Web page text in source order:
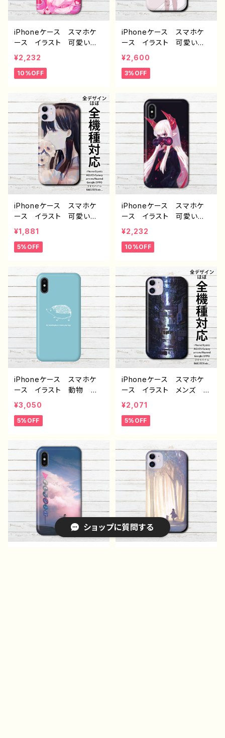
ン グッズ タイトル：つる
せ pattern27 作：つる
iPhoneケース スマホケ
ース イラスト 可愛い女
の子 おしゃれ服 エモ
い 病みかわいい メンヘ
ラ ヤンデレ iPhone15/1
eria Googlepixel Gal
axy Android アンドロ
イド ケース 個性的 お
すすめ 人気 イラストレ
ーター クリエイター 絵
師 オリジナル デザイ
ン グッズ タイトル：ピン
クツインテール 作：冬城ゆ
う G-6
¥2,232
10%OFF
iPhoneケース スマホケ
ース イラスト 可愛い女
の子 エモい おしゃれ
服 後ろ姿 病みかわい
い メンヘラ ヤンデレ i
ixel Galaxy Android
アンドロイド ケース おす
すめ 個性的 セミロング
ヘア プリッツスカート
生足 人気 イラストレー
ター 絵師 クリエイタ
ー オリジナル デザイ
ン グッズ タイトル：つる
せ pattern25 作：つる
¥2,600
3%OFF
iPhoneケース スマホケ
ース イラスト 可愛い女
の子 かわいい おしゃ
れ 花 エモい 綺麗 美
しい ノスタルジック iPh
Googlepixel Galaxy
Android アンドロイ
ド ケース 個性的 おす
すめ 黒髪 ロングヘア
人気 イラストレーター
ル：無垢と期待 作：栞音
F-5
¥1,881
5%OFF
iPhoneケース スマホケ
ース イラスト 可愛い女
の子 かっこいい女子 お
しゃれ服 病みかわいい
メンヘラ ヤンデレ iPhon
Xperia Googlepixel
Galaxy Android ア
ンドロイド ケース 個性
的 おすすめ JK 女子
高校生 セーラー服 銀
髪 白髪 角っ子 人外
人気 イラストレーター
クリエイター 絵師 オリ
ジナル デザイン グッ
ズ タイトル：ガスマスク
¥2,232
10%OFF
iPhoneケース スマホケ
ース イラスト 動物 ハ
リネズミ シンプル おしゃ
れ かわいい ゆるかわ
大人女子 レディース iP
glepixel Galaxy 人
気 オリジナル デザイ
ン グッズ 個性的 Andr
oid アンドロイド ケー
ス クリエイター イラスト
レーター 絵師 タイトル：
ハグハリネズミ 水色 作：
Hanami F-5
¥3,050
5%OFF
iPhoneケース スマホケ
ース イラスト メンズ お
しゃれ 風景 綺麗 景
色 美しい エモい かっ
こいい 高校生 男子 iP
ixel Galaxy おすすめ
個性的 人気 イラストレ
ーター クリエイター 絵
師 Android アンドロイ
ド ケース オリジナル
デザイン グッズ タイト
ル：水没の九龍寨城 作：J.
タネダ F-5
¥2,071
5%OFF
ショップに質問する